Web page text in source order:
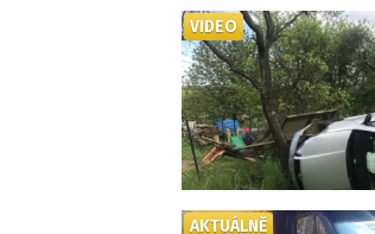
VIDEO
AKTUÁLNĚ